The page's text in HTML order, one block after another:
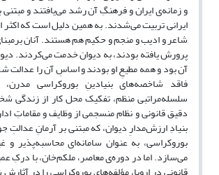
و زمانه‌ی ایران و فرهنگِ آن رشد می‌یافتند و
ایرانی تربیت می‌شدند. به همین دلیل است که اکثر
شاعر و ادیب و منجم و حکیم هم هستند. آنان
پرورش یافته بودند، به دیوان خدمت می‌کردند.
آن بود و همه مطیعِ او بودند و اساسِ آن را عدالت
فاقد شاخصه‌های بنیادینِ بوروکراسی مدرن،
سلسله‌مراتبی منظم، تفکیک محل کار از زندگی
دقیق قانونی و نظام منسجمی از وظایف و مقاماتِ
بنیادِ ارزش‌مدارِ دیوان، که مبتنی بر آرمانِ عدالتِ
بوروکراسی، به عنوان سامانه‌ای محاسبه‌پذیر و
می‌سازد. اما در دوره‌ی معاصر، ملکم‌خان، با درکِ